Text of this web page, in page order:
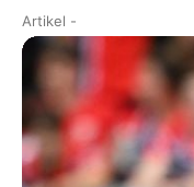
Artikel -